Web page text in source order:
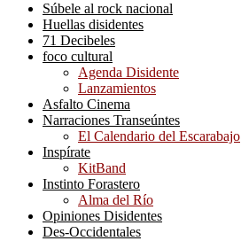
Súbele al rock nacional
Huellas disidentes
71 Decibeles
foco cultural
Agenda Disidente
Lanzamientos
Asfalto Cinema
Narraciones Transeúntes
El Calendario del Escarabajo
Inspírate
KitBand
Instinto Forastero
Alma del Río
Opiniones Disidentes
Des-Occidentales